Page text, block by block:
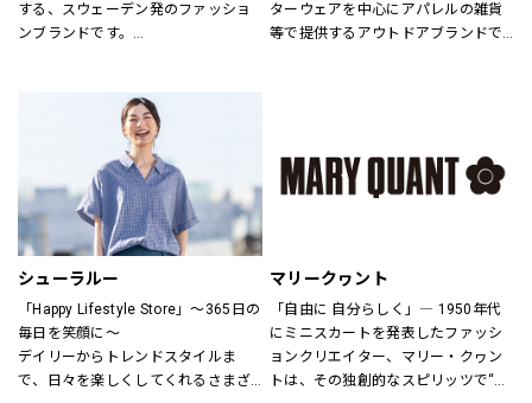
する、スウェーデン発のファッショ
ンブランドです。
さまをお迎えしています。
H&Mお問い合わせ窓口:
https://lin.ee/k1gDN7M（LINEでの
お問い合わせ）
ターウェアを中心にアパレルの雑貨
等で提供するアウトドアブランドで
アウトドア・ライフスタルウェア等
の幅広いアイテムをメンズ・ウィメ
シューラルー
「Happy Lifestyle Store」～365日の
毎日を笑顔に～
デイリーからトレンドスタイルま
で、日々を楽しくしてくれるさまざ
マリークヮント
「自由に 自分らしく」― 1950年代
にミニスカートを発表したファッシ
ョンクリエイター、マリー・クヮン
トは、その独創的なスピリッツで“ス